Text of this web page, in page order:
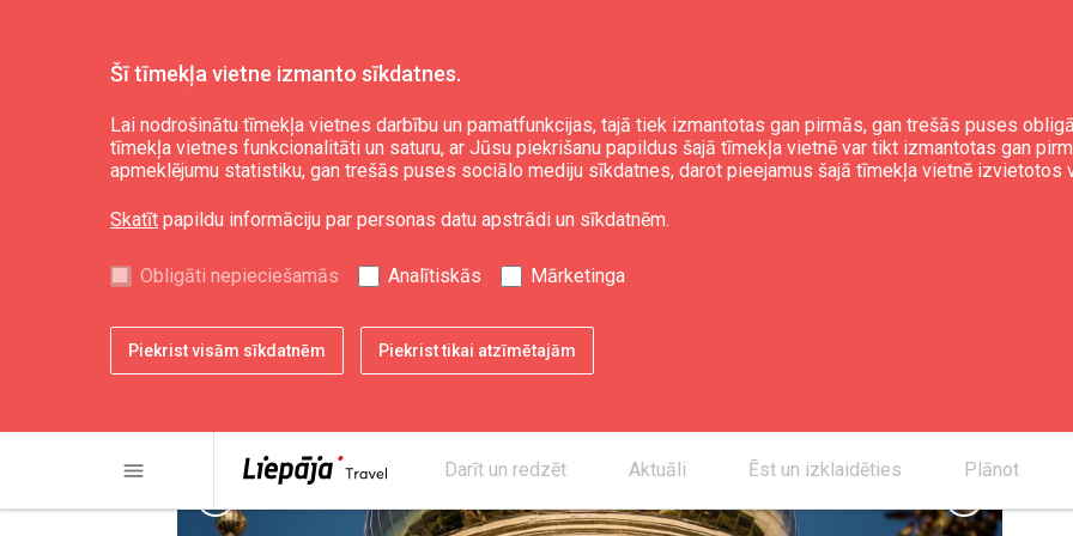
Šī tīmekļa vietne izmanto sīkdatnes.
Lai nodrošinātu tīmekļa vietnes darbību un pamatfunkcijas, tajā tiek izmantotas gan pirmās, gan trešās puses
tīmekļa vietnes funkcionalitāti un saturu, ar Jūsu piekrišanu papildus šajā tīmekļa vietnē var tikt izmantotas gan
apmeklējumu statistiku, gan trešās puses sociālo mediju sīkdatnes, darot pieejamus šajā tīmekļa vietnē izvietotos
Skatīt papildu informāciju par personas datu apstrādi un sīkdatnēm.
Obligāti nepieciešamās Analītiskās Mārketinga
Piekrist visām sīkdatnēm Piekrist tikai atzīmētajām
menu Darīt un redzēt Aktuāli Ēst un izklaidēties Plānot
Sv. Nikolaja pareizticīgo Jūras katedrāle